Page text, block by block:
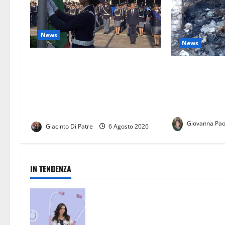
News
Giacinto Di Patre 6 Agosto 2026
News
Giovanna
IN TENDENZA